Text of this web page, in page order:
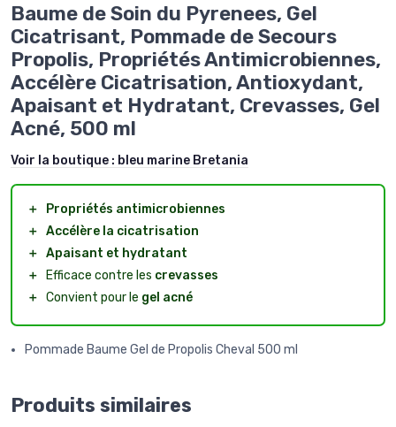
Baume de Soin du Pyrenees, Gel
Cicatrisant, Pommade de Secours
Propolis, Propriétés Antimicrobiennes,
Accélère Cicatrisation, Antioxydant,
Apaisant et Hydratant, Crevasses, Gel
Acné, 500 ml
Voir la boutique : bleu marine Bretania
＋
Propriétés antimicrobiennes
＋ Accélère la cicatrisation
＋ Apaisant et hydratant
＋
Efficace contre les crevasses
＋ Convient pour le gel acné
Pommade Baume Gel de Propolis Cheval 500 ml
Produits similaires